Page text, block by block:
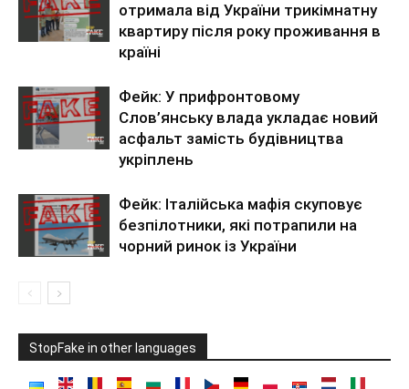
отримала від України трикімнатну
квартиру після року проживання в
країні
Фейк: У прифронтовому
Слов’янську влада укладає новий
асфальт замість будівництва
укріплень
Фейк: Італійська мафія скуповує
безпілотники, які потрапили на
чорний ринок із України
StopFake in other languages